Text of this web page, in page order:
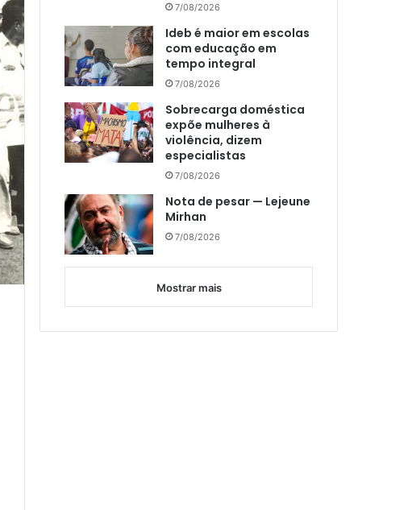
7/08/2026
Ideb é maior em escolas
com educação em
tempo integral
7/08/2026
Sobrecarga doméstica
expõe mulheres à
violência, dizem
especialistas
7/08/2026
Nota de pesar — Lejeune
Mirhan
7/08/2026
Mostrar mais